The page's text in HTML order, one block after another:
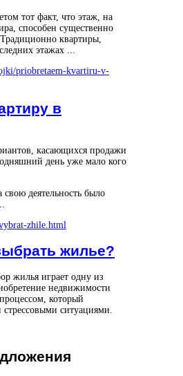
тот факт, что этаж, на
способен существенно
квартиры,
этажах ...
в
касающихся продажи
день уже мало кого
свою деятельность было
жилье?
жилья играет одну из
недвижимости
который
ситуациями.